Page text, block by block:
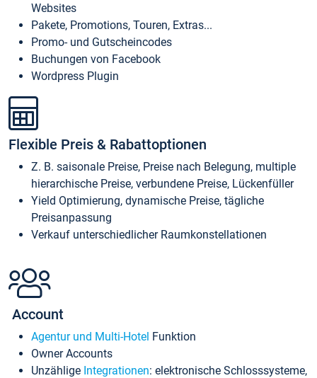
Websites
Pakete, Promotions, Touren, Extras...
Promo- und Gutscheincodes
Buchungen von Facebook
Wordpress Plugin
Flexible Preis & Rabattoptionen
Z. B. saisonale Preise, Preise nach Belegung, multiple
hierarchische Preise, verbundene Preise, Lückenfüller
Yield Optimierung, dynamische Preise, tägliche
Preisanpassung
Verkauf unterschiedlicher Raumkonstellationen
Account
Agentur und Multi-Hotel Funktion
Owner Accounts
Unzählige Integrationen: elektronische Schlosssysteme,